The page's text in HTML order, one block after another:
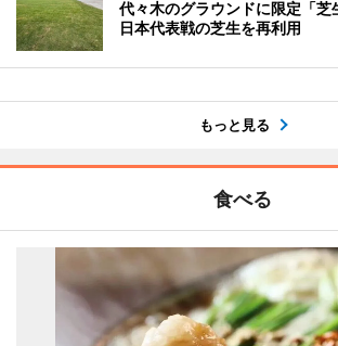
代々木のグラウンドに限定「
日本代表戦の芝生を再利用
もっと見る
食べる